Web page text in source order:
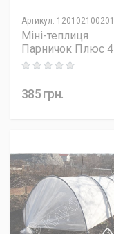
Артикул: 120102100201
Міні-теплиця
Парничок Плюс 4
Rating: 0 out of 5
385грн.